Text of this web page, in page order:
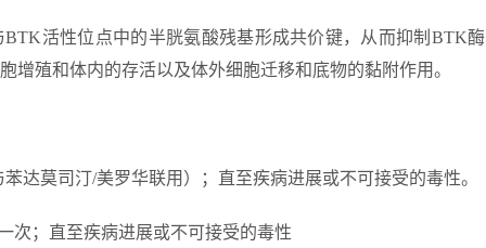
活性位点中的半胱氨酸残基形成共价键，从而抑制BTK酶
增殖和体内的存活以及体外细胞迁移和底物的黏附作用。
达莫司汀/美罗华联用）；直至疾病进展或不可接受的毒性。
次；直至疾病进展或不可接受的毒性